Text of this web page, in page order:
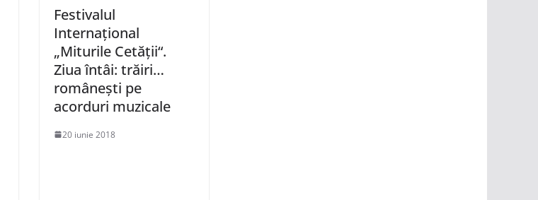
Festivalul
Internațional
„Miturile Cetății“.
Ziua întâi: trăiri…
românești pe
acorduri muzicale
20 iunie 2018